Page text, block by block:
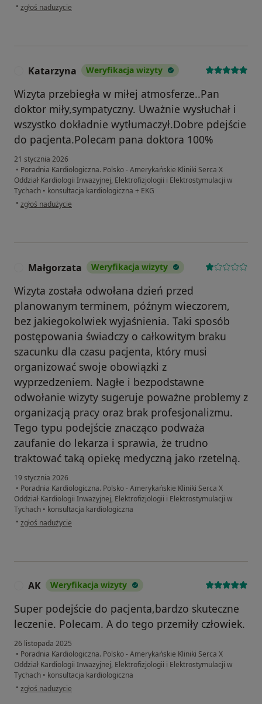
• w opinii użytkownika Karol
zgłoś nadużycie
Katarzyna Weryfikacja wizyty
Wizyta przebiegła w miłej atmosferze..Pan
doktor miły,sympatyczny. Uważnie wysłuchał i
wszystko dokładnie wytłumaczył.Dobre pdejście
do pacjenta.Polecam pana doktora 100%
21 stycznia 2026
• Poradnia Kardiologiczna. Polsko - Amerykańskie Kliniki Serca X
Oddział Kardiologii Inwazyjnej, Elektrofizjologii i Elektrostymulacji w
Tychach • konsultacja kardiologiczna + EKG
• w opinii użytkownika Katarzyna
zgłoś nadużycie
Małgorzata Weryfikacja wizyty
Wizyta została odwołana dzień przed
planowanym terminem, późnym wieczorem,
bez jakiegokolwiek wyjaśnienia. Taki sposób
postępowania świadczy o całkowitym braku
szacunku dla czasu pacjenta, który musi
organizować swoje obowiązki z
wyprzedzeniem. Nagłe i bezpodstawne
odwołanie wizyty sugeruje poważne problemy z
organizacją pracy oraz brak profesjonalizmu.
Tego typu podejście znacząco podważa
zaufanie do lekarza i sprawia, że trudno
traktować taką opiekę medyczną jako rzetelną.
19 stycznia 2026
• Poradnia Kardiologiczna. Polsko - Amerykańskie Kliniki Serca X
Oddział Kardiologii Inwazyjnej, Elektrofizjologii i Elektrostymulacji w
Tychach • konsultacja kardiologiczna
• w opinii użytkownika Małgorzata
zgłoś nadużycie
AK Weryfikacja wizyty
Super podejście do pacjenta,bardzo skuteczne
leczenie. Polecam. A do tego przemiły człowiek.
26 listopada 2025
• Poradnia Kardiologiczna. Polsko - Amerykańskie Kliniki Serca X
Oddział Kardiologii Inwazyjnej, Elektrofizjologii i Elektrostymulacji w
Tychach • konsultacja kardiologiczna
• w opinii użytkownika AK
zgłoś nadużycie